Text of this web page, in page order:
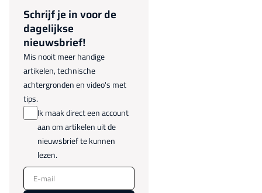
Schrijf je in voor de
dagelijkse
nieuwsbrief!
Mis nooit meer handige
artikelen, technische
achtergronden en video's met
tips.
Ik maak direct een account
aan om artikelen uit de
nieuwsbrief te kunnen
lezen.
E-mail